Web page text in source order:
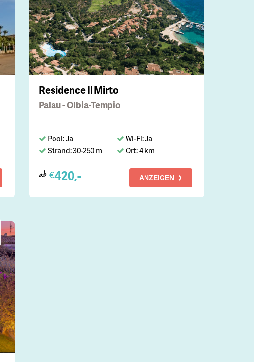
Residence Il Mirto
Palau - Olbia-Tempio
Pool: Ja
Wi-Fi: Ja
Strand: 30-250 m
Ort: 4 km
ab €420,- ANZEIGEN